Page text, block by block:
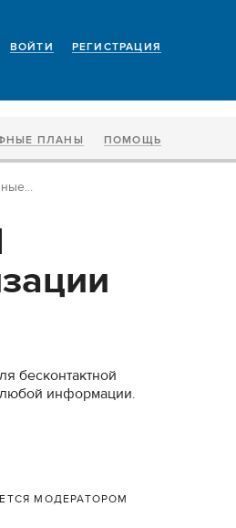
РЕГИСТРАЦИЯ
ВОЙТИ
ПЛАНЫ ПОМОЩЬ
бесконтактной
информации.
МОДЕРАТОРОМ